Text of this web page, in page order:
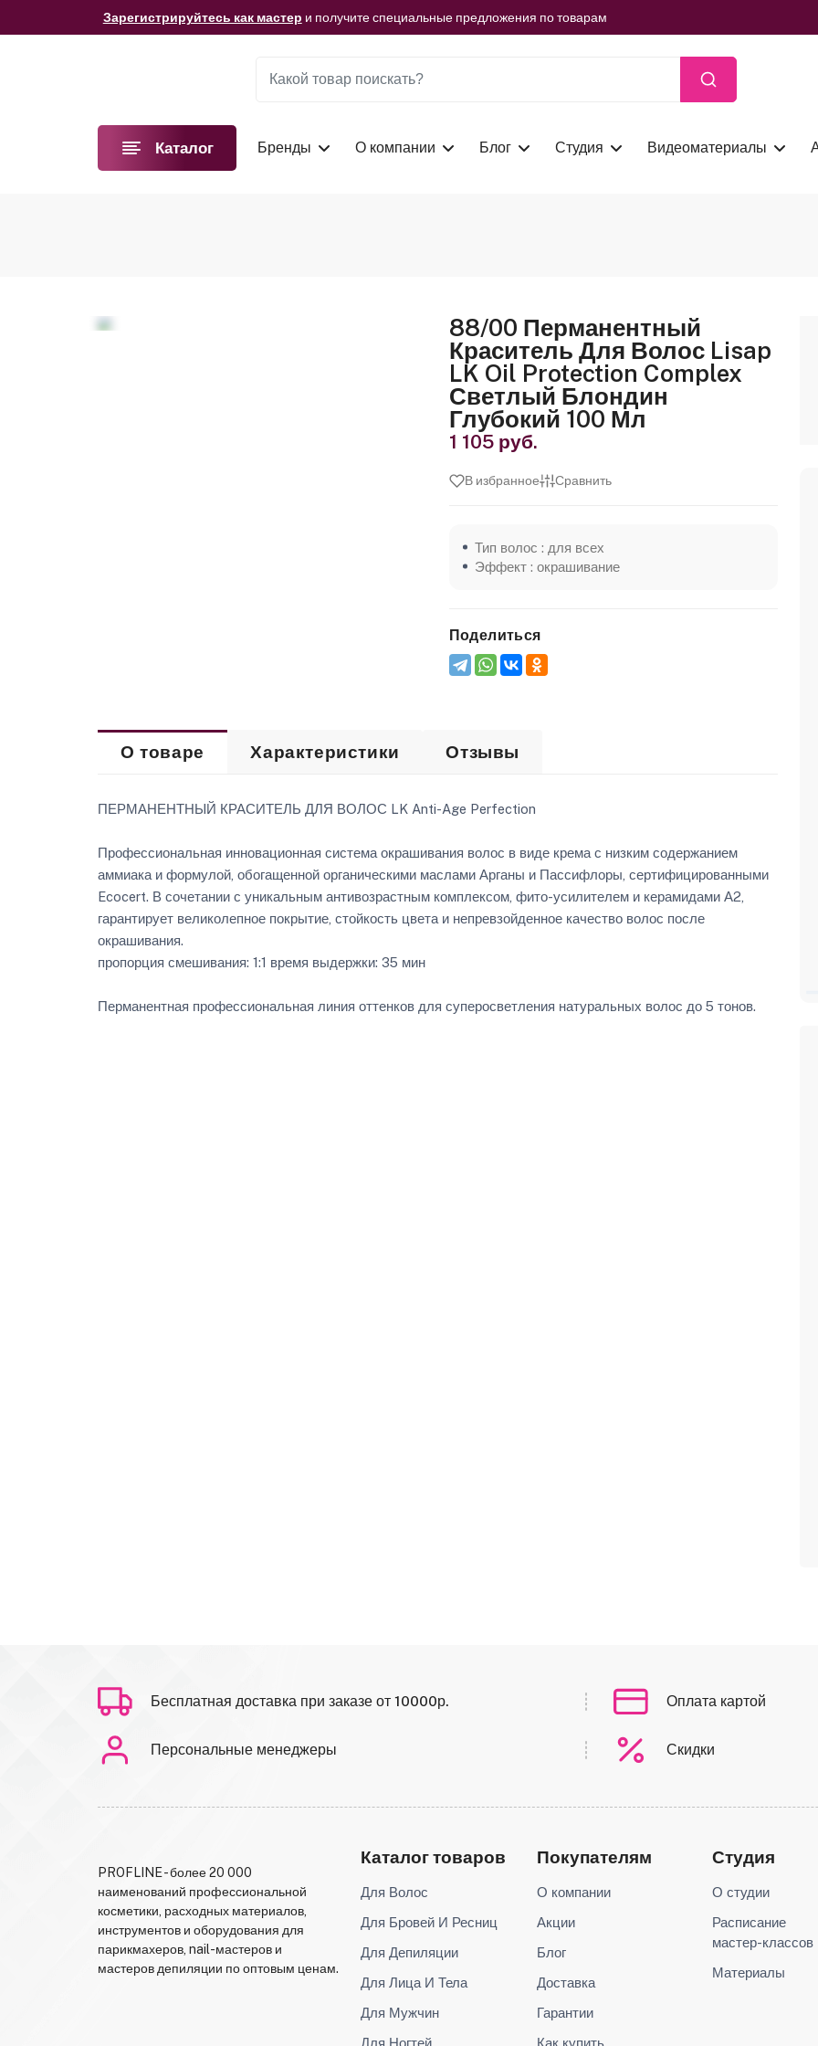
Зарегистрируйтесь как мастер и получите специальные предложения по товарам
Мы подготовили для вас видеоматериалы! Смотреть сейчас
Каталог Бренды О компании Блог Студия Видеоматериалы
88/00 Перманентный
Краситель Для Волос Lisap
LK Oil Protection Complex
Светлый Блондин
Глубокий 100 Мл
1 105 руб.
В избранное Сравнить
Тип волос : для всех
Эффект : окрашивание
Поделиться
О товаре Характеристики Отзывы
ПЕРМАНЕНТНЫЙ КРАСИТЕЛЬ ДЛЯ ВОЛОС LK Anti-Age Perfection
Профессиональная инновационная система окрашивания волос в виде крема с низким содержанием
аммиака и формулой, обогащенной органическими маслами Арганы и Пассифлоры, сертифицированными
Ecocert. В сочетании с уникальным антивозрастным комплексом, фито-усилителем и керамидами А2,
гарантирует великолепное покрытие, стойкость цвета и непревзойденное качество волос после
окрашивания.
пропорция смешивания: 1:1 время выдержки: 35 мин
Перманентная профессиональная линия оттенков для суперосветления натуральных волос до 5 тонов.
Бесплатная доставка при заказе от 10000р. Оплата картой
Персональные менеджеры Скидки
PROFLINE - более 20 000
наименований профессиональной
косметики, расходных материалов,
инструментов и оборудования для
парикмахеров, nail-мастеров и
мастеров депиляции по оптовым ценам.
Каталог товаров
Для Волос
Для Бровей И Ресниц
Для Депиляции
Для Лица И Тела
Для Мужчин
Для Ногтей
Покупателям
О компании
Акции
Блог
Доставка
Гарантии
Как купить
Студия
О студии
Расписание
мастер-классов
Материалы